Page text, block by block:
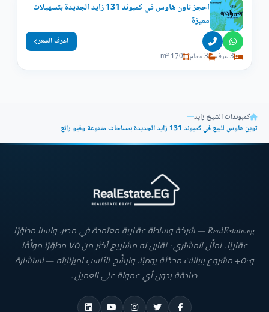
احجز تاون هاوس في كمبوند 131 زايد الجديدة بتسهيلات
مميزة
3 غرف 3 حمام 170 m²
اعرف السعر
كمبوندات الشيخ زايد—
توين هاوس للبيع في كمبوند 131 زايد الجديدة بمساحات متنوعة وفيو رائع
RealEstate.eg — شركة وساطة عقارية معتمدة في مصر، ولسنا مطوّرًا
عقاريًا. نمثّل المشتري: نقارن له مشاريع أكثر من ٧٥ مطوّرًا موثّقًا
و٥٠٠+ مشروع ببيانات محدّثة يوميًا، ونرشّح الأنسب لميزانيته — استشارة
صادقة بدون أي عمولة على العميل.